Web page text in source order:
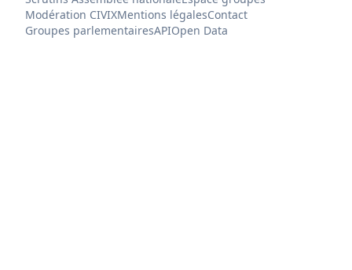
Modération CIVIXMentions légalesContact
Groupes parlementairesAPIOpen Data